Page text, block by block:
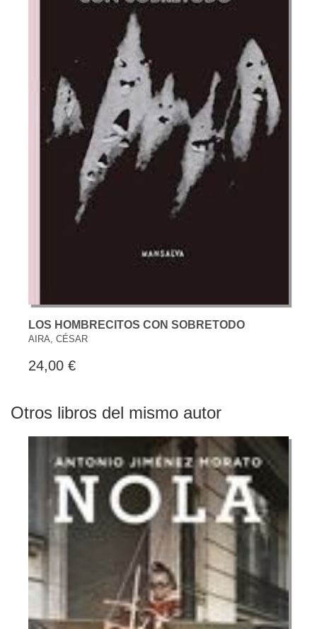
LOS HOMBRECITOS CON SOBRETODO
AIRA, CÉSAR
24,00 €
Otros libros del mismo autor